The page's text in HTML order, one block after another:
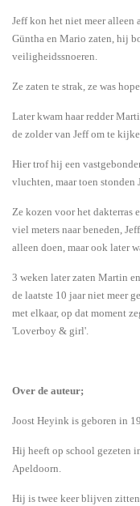
Jeff kon het niet meer alleen
Güntha en Mario zaten, hij
veiligheidssnoeren.
Ze zaten te strak, ze was
Later kwam haar redder
de zolder van Jeff om te
Hier trof hij een
vluchten, maar toen stonden
Ze kozen voor het dakterras
viel meters naar beneden,
alleen doen, maar ook later
3 weken later zaten Martin
de laatste 10 jaar niet meer
met elkaar, op dat moment
'Loverboy & girl'.
Over de auteur;
Joost Heyink is geboren in
Hij heeft op school gezeten
Apeldoorn.
Hij is twee keer blijven